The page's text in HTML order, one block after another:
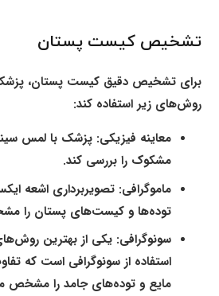
تشخیص کیست پستان
برای تشخیص دقیق کیست پستان،
روش‌های زیر استفاده کند:
معاینه فیزیکی: پزشک با لمس
مشکوک را بررسی کند.
ماموگرافی: تصویربرداری اشعه
توده‌ها و کیست‌های پستان را
سونوگرافی: یکی از بهترین
استفاده از سونوگرافی است که
مایع و توده‌های جامد را مشخص